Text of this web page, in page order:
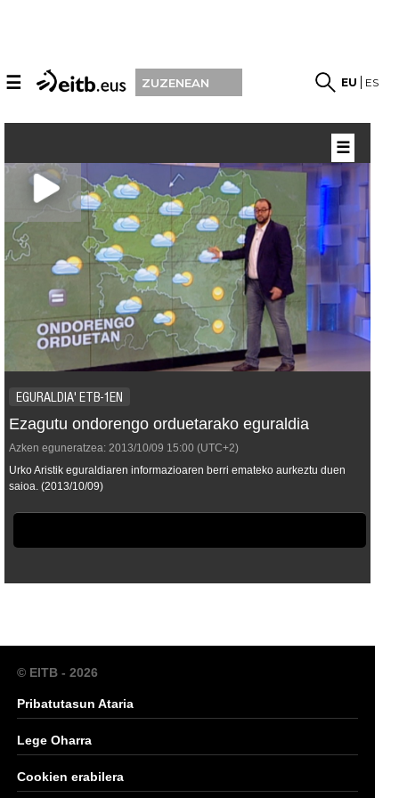
☰ ZUZENEAN EU ES
EGURALDIA' ETB-1EN
Ezagutu ondorengo orduetarako eguraldia
Azken eguneratzea: 2013/10/09 15:00 (UTC+2)
Urko Aristik eguraldiaren informazioaren berri emateko aurkeztu duen
saioa. (2013/10/09)
☰
© EITB - 2026
Pribatutasun Ataria
Lege Oharra
Cookien erabilera